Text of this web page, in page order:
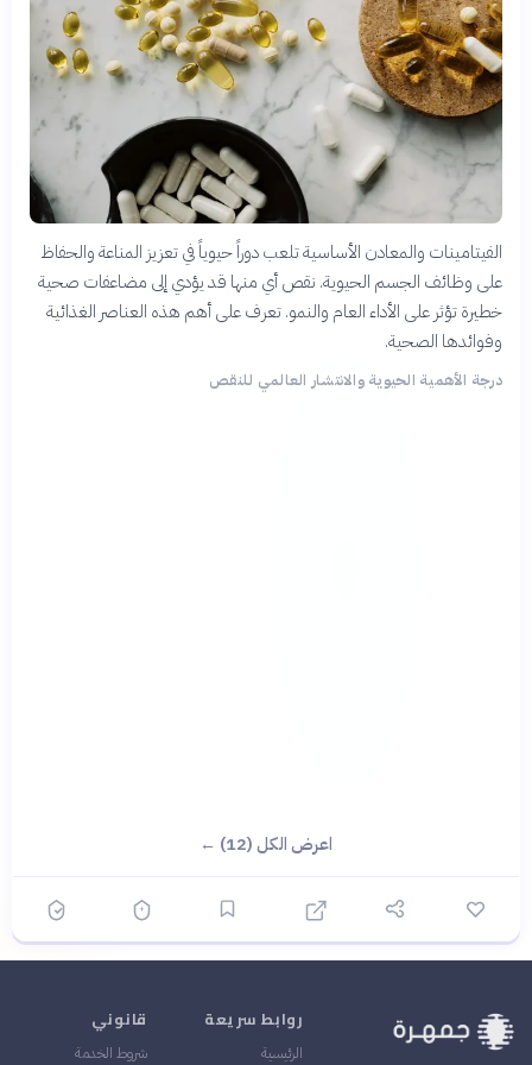
الفيتامينات والمعادن الأساسية تلعب دوراً حيوياً في تعزيز المناعة والحفاظ
على وظائف الجسم الحيوية. نقص أي منها قد يؤدي إلى مضاعفات صحية
خطيرة تؤثر على الأداء العام والنمو. تعرف على أهم هذه العناصر الغذائية
وفوائدها الصحية.
درجة الأهمية الحيوية والانتشار العالمي للنقص
اعرض الكل (12) ←
روابط سريعة
الرئيسية
قانوني
شروط الخدمة